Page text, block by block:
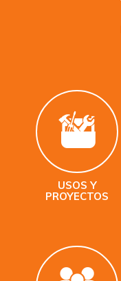
USOS Y
PROYECTOS